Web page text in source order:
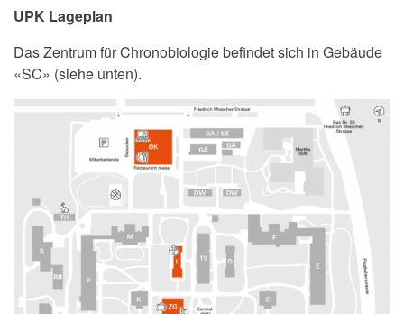
UPK Lageplan
Das Zentrum für Chronobiologie befindet sich in Gebäude
«SC» (siehe unten).